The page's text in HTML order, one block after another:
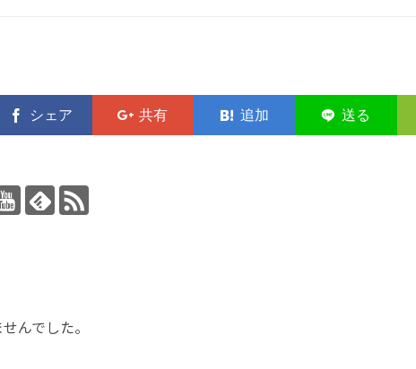
んでした。